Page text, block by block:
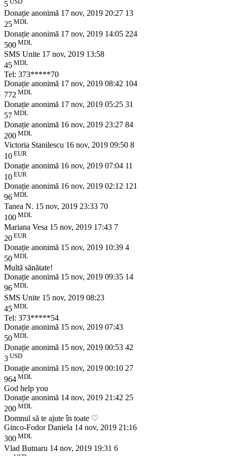
5
Donație anonimă 17 nov, 2019 20:27 13
25 MDL
Donație anonimă 17 nov, 2019 14:05 224
500 MDL
SMS Unite 17 nov, 2019 13:58
45 MDL
Tel: 373*****70
Donație anonimă 17 nov, 2019 08:42 104
772 MDL
Donație anonimă 17 nov, 2019 05:25 31
57 MDL
Donație anonimă 16 nov, 2019 23:27 84
200 MDL
Victoria Stanilescu 16 nov, 2019 09:50 8
10 EUR
Donație anonimă 16 nov, 2019 07:04 11
10 EUR
Donație anonimă 16 nov, 2019 02:12 121
96 MDL
Tanea N. 15 nov, 2019 23:33 70
100 MDL
Mariana Vesa 15 nov, 2019 17:43 7
20 EUR
Donație anonimă 15 nov, 2019 10:39 4
50 MDL
Multă sănătate!
Donație anonimă 15 nov, 2019 09:35 14
96 MDL
SMS Unite 15 nov, 2019 08:23
45 MDL
Tel: 373*****54
Donație anonimă 15 nov, 2019 07:43
50 MDL
Donație anonimă 15 nov, 2019 00:53 42
3 USD
Donație anonimă 15 nov, 2019 00:10 27
964 MDL
God help you
Donație anonimă 14 nov, 2019 21:42 25
200 MDL
Domnul să te ajute în toate ♡
Ginco-Fodor Daniela 14 nov, 2019 21:16
300 MDL
Vlad Butnaru 14 nov, 2019 19:31 6